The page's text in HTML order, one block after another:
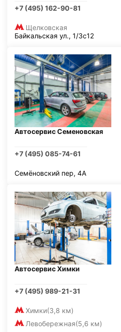
+7 (495) 162-90-81
Щелковская
Байкальская ул., 1/3с12
Автосервис Семеновская
+7 (495) 085-74-61
Семёновский пер, 4А
Автосервис Химки
+7 (495) 989-21-31
Химки(3,8 км)
Левобережная(5,6 км)